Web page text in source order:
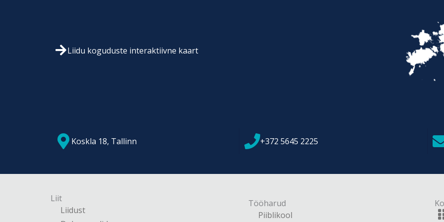
Liidu koguduste interaktiivne kaart
Koskla 18, Tallinn +372 5645 2225
Liit
Liidust
Tööharud
Piiblikool